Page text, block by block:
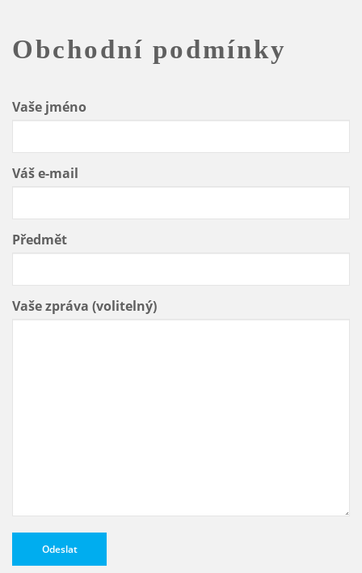
Obchodní podmínky
Vaše jméno
Váš e-mail
Předmět
Vaše zpráva (volitelný)